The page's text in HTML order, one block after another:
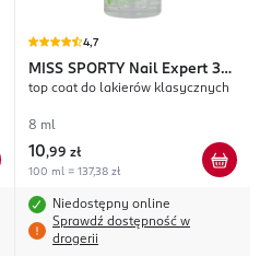
4,7
MISS SPORTY Nail Expert 3D
Gel Expert
top coat do lakierów klasycznych
8 ml
10,99 zł
100 ml = 137,38 zł
Niedostępny online
Sprawdź dostępność w
drogerii